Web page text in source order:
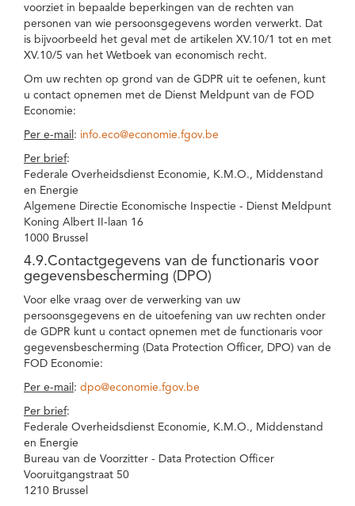
voorziet in bepaalde beperkingen van de rechten van
personen van wie persoonsgegevens worden verwerkt. Dat
is bijvoorbeeld het geval met de artikelen XV.10/1 tot en met
XV.10/5 van het Wetboek van economisch recht.
Om uw rechten op grond van de GDPR uit te oefenen, kunt
u contact opnemen met de Dienst Meldpunt van de FOD
Economie:
Per e-mail : info.eco@economie.fgov.be
Per brief:
Federale Overheidsdienst Economie, K.M.O., Middenstand
en Energie
Algemene Directie Economische Inspectie - Dienst Meldpunt
Koning Albert II-laan 16
1000 Brussel
4.9.Contactgegevens van de functionaris voor
gegevensbescherming (DPO)
Voor elke vraag over de verwerking van uw
persoonsgegevens en de uitoefening van uw rechten onder
de GDPR kunt u contact opnemen met de functionaris voor
gegevensbescherming (Data Protection Officer, DPO) van de
FOD Economie:
Per e-mail : dpo@economie.fgov.be
Per brief:
Federale Overheidsdienst Economie, K.M.O., Middenstand
en Energie
Bureau van de Voorzitter - Data Protection Officer
Vooruitgangstraat 50
1210 Brussel